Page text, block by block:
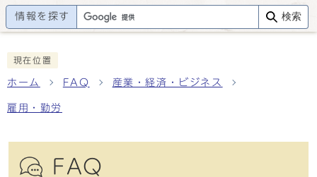
情報を探す 検索
現在位置
ホーム FAQ 産業・経済・ビジネス
雇用・勤労
FAQ